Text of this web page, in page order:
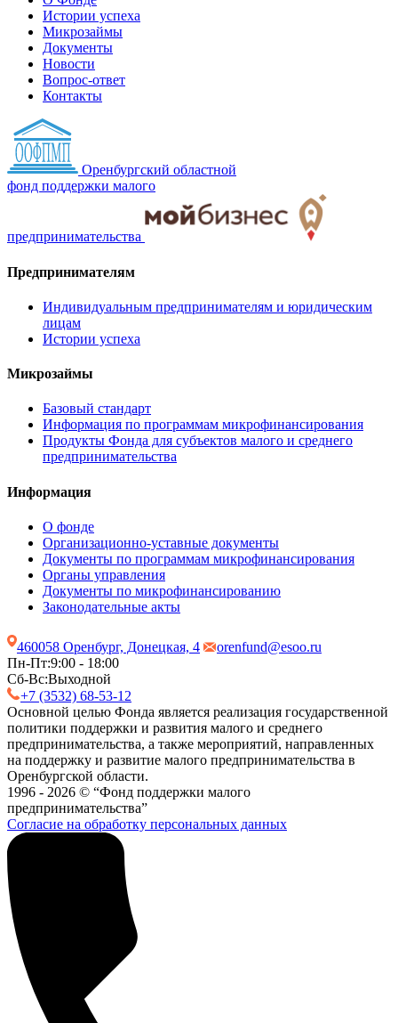
Истории успеха
Микрозаймы
Документы
Новости
Вопрос-ответ
Контакты
Оренбургский областной
фонд поддержки малого
предпринимательства
Предпринимателям
Индивидуальным предпринимателям и юридическим
лицам
Истории успеха
Микрозаймы
Базовый стандарт
Информация по программам микрофинансирования
Продукты Фонда для субъектов малого и среднего
предпринимательства
Информация
О фонде
Организационно-уставные документы
Документы по программам микрофинансирования
Органы управления
Документы по микрофинансированию
Законодательные акты
460058 Оренбург, Донецкая, 4
orenfund@esoo.ru
Пн-Пт:9:00 - 18:00
Сб-Вс:Выходной
+7 (3532) 68-53-12
Основной целью Фонда является реализация государственной
политики поддержки и развития малого и среднего
предпринимательства, а также мероприятий, направленных
на поддержку и развитие малого предпринимательства в
Оренбургской области.
1996 - 2026 © “Фонд поддержки малого
предпринимательства”
Согласие на обработку персональных данных